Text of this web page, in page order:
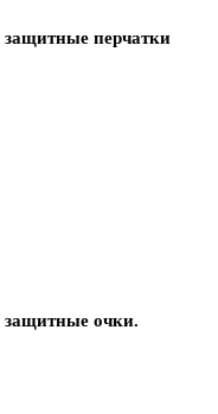
защитные перчатки
защитные очки.